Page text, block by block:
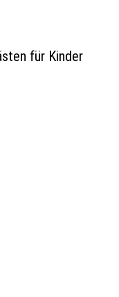
für Kinder